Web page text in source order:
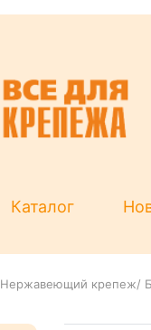
Каталог
Нержавеющий крепеж/